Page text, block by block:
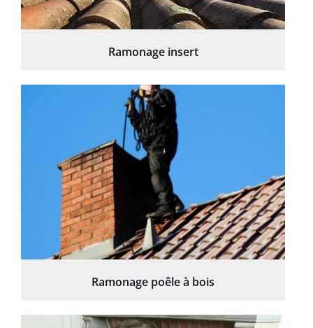
Ramonage insert
Ramonage poêle à bois